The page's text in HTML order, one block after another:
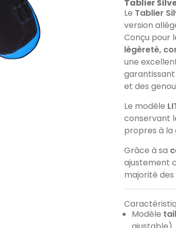
Tablier
Le Tablier
version
Conçu pour
légèreté,
une
et des
Le modèle
conservant
propres à la
Grâce à sa
ajustement
majorité
Modèle